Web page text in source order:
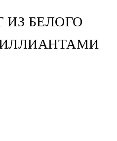
ИЗ БЕЛОГО